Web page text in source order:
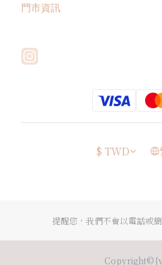
門市資訊
$ TWD
提醒您，我們不會以電話或
Copyright©